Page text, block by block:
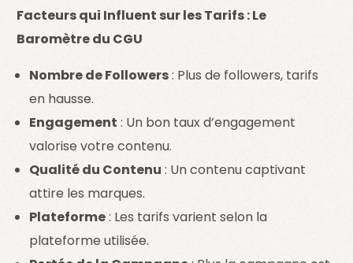
Facteurs qui Influent sur les Tarifs : Le
Baromètre du CGU
Nombre de Followers: Plus de followers, tarifs
en hausse.
Engagement : Un bon taux d’engagement
valorise votre contenu.
Qualité du Contenu : Un contenu captivant
attire les marques.
Plateforme: Les tarifs varient selon la
plateforme utilisée.